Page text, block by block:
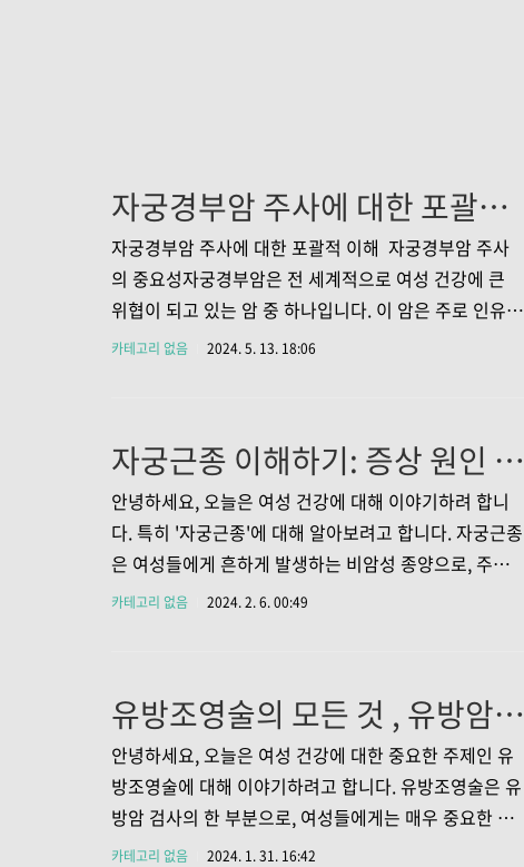
자궁경부암 주사에 대한 포괄적 이해 종류와 효과 접종시기 주의사항 부작용
자궁경부암 주사에 대한 포괄적 이해 자궁경부암 주사
의 중요성자궁경부암은 전 세계적으로 여성 건강에 큰
위협이 되고 있는 암 중 하나입니다. 이 암은 주로 인유두
종 바이러스(HPV) 감염에 의해 발생하는 것으로 알려져
요성은 점점 더 커지고 있습니다. 시의 적절한 예방 접종
은 HPV 감염의 위험을 크게 감소시켜, 자궁경부암을 비
롯한 여러 HPV 관련 암의 발생 가능성을 줄일 수 있습니
다. 이러한 백신은 개인의 건강은 물론, 공중 위생 측면에
서도 큰 이점을 제공하여, 집단 면역 형성을 통해 바이러
카테고리 없음 2024. 5. 13. 18:06
자궁근종 이해하기: 증상 원인 치료법 그리고 예방법
안녕하세요, 오늘은 여성 건강에 대해 이야기하려 합니
다. 특히 '자궁근종'에 대해 알아보려고 합니다. 자궁근종
은 여성들에게 흔하게 발생하는 비암성 종양으로, 주로
생식기에 생겨나는 병입니다. 이 포스트에서는 자궁근종
근종의 발생 원인은 명확히 알려져 있지 않지만, 호르몬,
특히 에스트로겐의 역할이 중요하다고 알려져 있습니다.
에스트로겐은 여성의 생식 호르몬으로, 자궁 내막의 성
장을 촉진합니다. 이 호르몬의 수치가 높아지면, 자궁 내
부의 근육세포가 과도하게 성장하여 자궁근종을 형성할
카테고리 없음 2024. 2. 6. 00:49
유방조영술의 모든 것 , 유방암, 이렇게 이겨냅니다!
안녕하세요, 오늘은 여성 건강에 대한 중요한 주제인 유
방조영술에 대해 이야기하려고 합니다. 유방조영술은 유
방암 검사의 한 부분으로, 여성들에게는 매우 중요한 검
사입니다. 이 글을 통해 유방조영술의 필요성, 절차, 그리
카테고리 없음 2024. 1. 31. 16:42